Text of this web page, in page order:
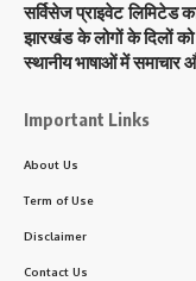
सर्विसेज प्राइवेट लिमिटेड
झारखंड के लोगों के दिलों
स्थानीय भाषाओं में समाचार
Important Links
About Us
Term of Use
Disclaimer
Contact Us